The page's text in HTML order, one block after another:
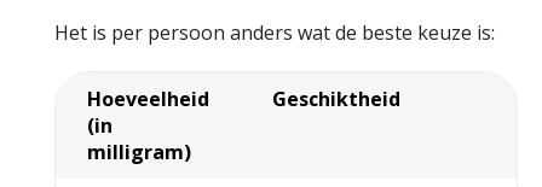
Het is per persoon anders wat de beste keuze is:
Hoeveelheid
(in
milligram)
Geschiktheid